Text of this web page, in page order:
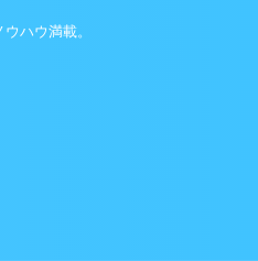
ハウ満載。